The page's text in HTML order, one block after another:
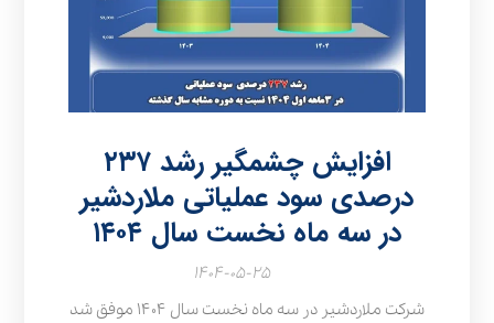
افزایش چشمگیر رشد ۲۳۷
درصدی سود عملیاتی ملاردشیر
در سه ماه نخست سال ۱۴۰۴
۱۴۰۴-۰۵-۲۵
شرکت ملاردشیر در سه ماه نخست سال ۱۴۰۴ موفق شد